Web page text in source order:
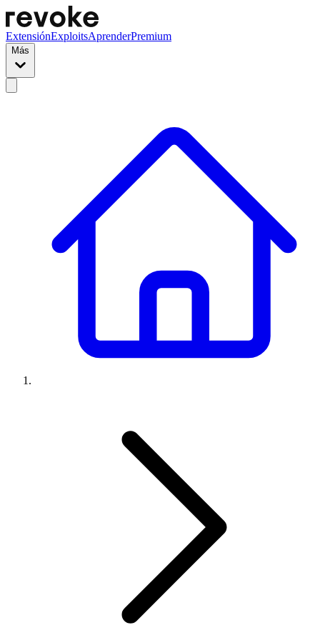
ExtensiónExploitsAprenderPremium
Más